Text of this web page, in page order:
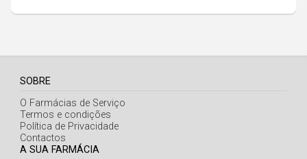
Lisboa
Setúbal
Viana do Castelo
SOBRE
O Farmácias de Serviço
Termos e condições
Política de Privacidade
Contactos
A SUA FARMÁCIA